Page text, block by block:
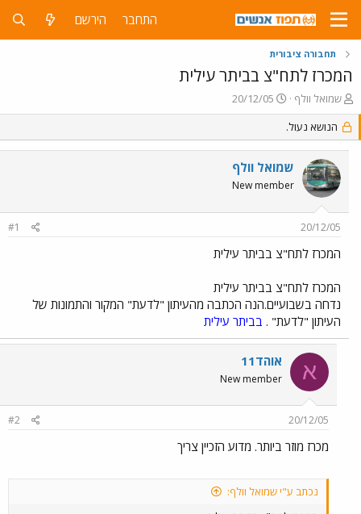
התחבר הירשם
תחבורה ציבורית
המכרז לתח"צ בביתר עילית
פ
ו
ת
ח
נ
ו
א
שמואל וולף
פ
ו
ס
ב
ת
ר
20/12/05
הנושא נעול.
שמואל וולף
New member
20/12/05
#1
המכרז לתח"צ בביתר עילית
המכרז לתח"צ בביתר עילית
נדחה בשבועיים.הנה הכתבה מהעיתון "לדעת" המקור והתמונות של
העיתון "לדעת" . בביתר עילית
א אוהד11
New member
20/12/05
#2
מכרז מוזר ביותר. מדוע הזכיין צריך
נכתב ע"י שמואל וולף: